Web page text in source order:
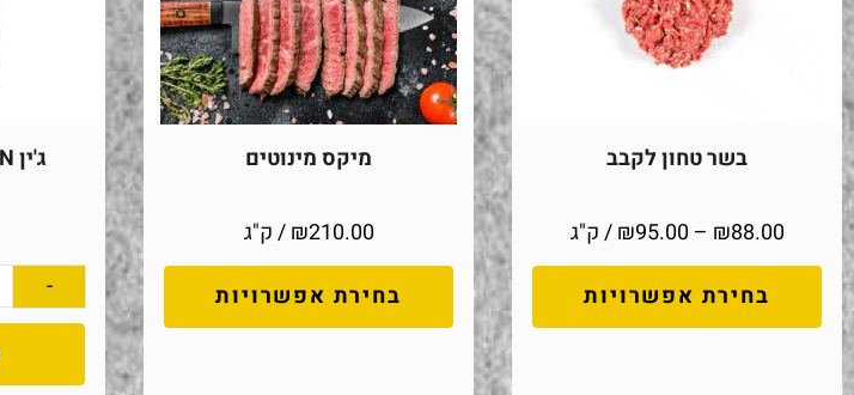
בשר טחון לקבב
₪88.00
–
₪95.00
/ ק"ג
בחירת אפשרויות
מיקס מינוטים
₪210.00
/ ק"ג
בחירת אפשרויות
ג'ין M&N תל אביב ייבש
-